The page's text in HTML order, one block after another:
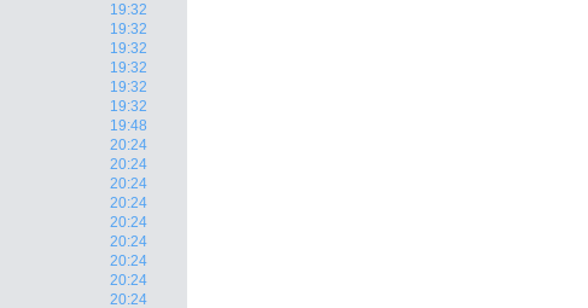
19:32
19:32
19:32
19:32
19:32
19:32
19:48
20:24
20:24
20:24
20:24
20:24
20:24
20:24
20:24
20:24